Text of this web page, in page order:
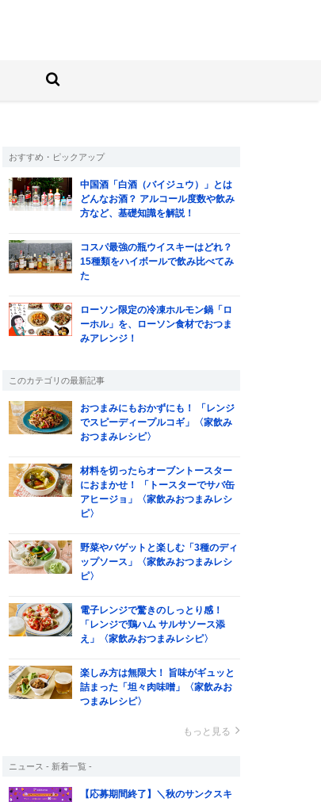
報サイト
検索する
おすすめ・ピックアップ
中国酒「白酒（バイジュウ）」とは
どんなお酒？ アルコール度数や飲み
方など、基礎知識を解説！
コスパ最強の瓶ウイスキーはどれ？
15種類をハイボールで飲み比べてみ
た
ローソン限定の冷凍ホルモン鍋「ロ
ーホル」を、ローソン食材でおつま
みアレンジ！
このカテゴリの最新記事
おつまみにもおかずにも！ 「レンジ
でスピーディープルコギ」〈家飲み
おつまみレシピ〉
材料を切ったらオーブントースター
におまかせ！ 「トースターでサバ缶
アヒージョ」〈家飲みおつまみレシ
ピ〉
野菜やバゲットと楽しむ「3種のディ
ップソース」〈家飲みおつまみレシ
ピ〉
電子レンジで驚きのしっとり感！
「レンジで鶏ハム サルサソース添
え」〈家飲みおつまみレシピ〉
楽しみ方は無限大！ 旨味がギュッと
詰まった「坦々肉味噌」〈家飲みお
つまみレシピ〉
もっと見る
ニュース - 新着一覧 -
【応募期間終了】＼秋のサンクスキ